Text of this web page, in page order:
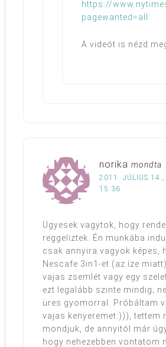
https://
pagewanted=all
A videót is nézd
norika mondta
2011. JÚLIUS 14.,
15:36
Ügyesek vagytok, hogy
reggeliztek. Én munkába
csak annyira vagyok képes,
Nescafe 3in1-et (az íze
vajas zsemlét vagy egy
ezt legalább szinte mindig;
üres gyomorral. Próbáltam
vajas kenyeremet:))), tettem
mondjuk, de annyitól már
hogy nehezebben vontatom